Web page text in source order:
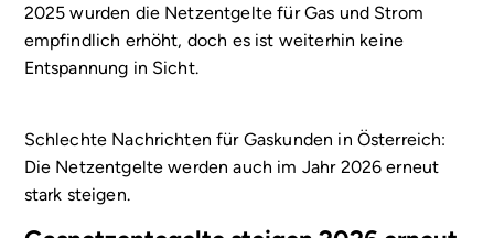
Schlechte Nachrichten für Gaskunden in Österreich:
Die Netzentgelte werden auch im Jahr 2026 erneut
stark steigen.
2025 wurden die Netzentgelte für Gas und Strom
empfindlich erhöht, doch es ist weiterhin keine
Entspannung in Sicht.